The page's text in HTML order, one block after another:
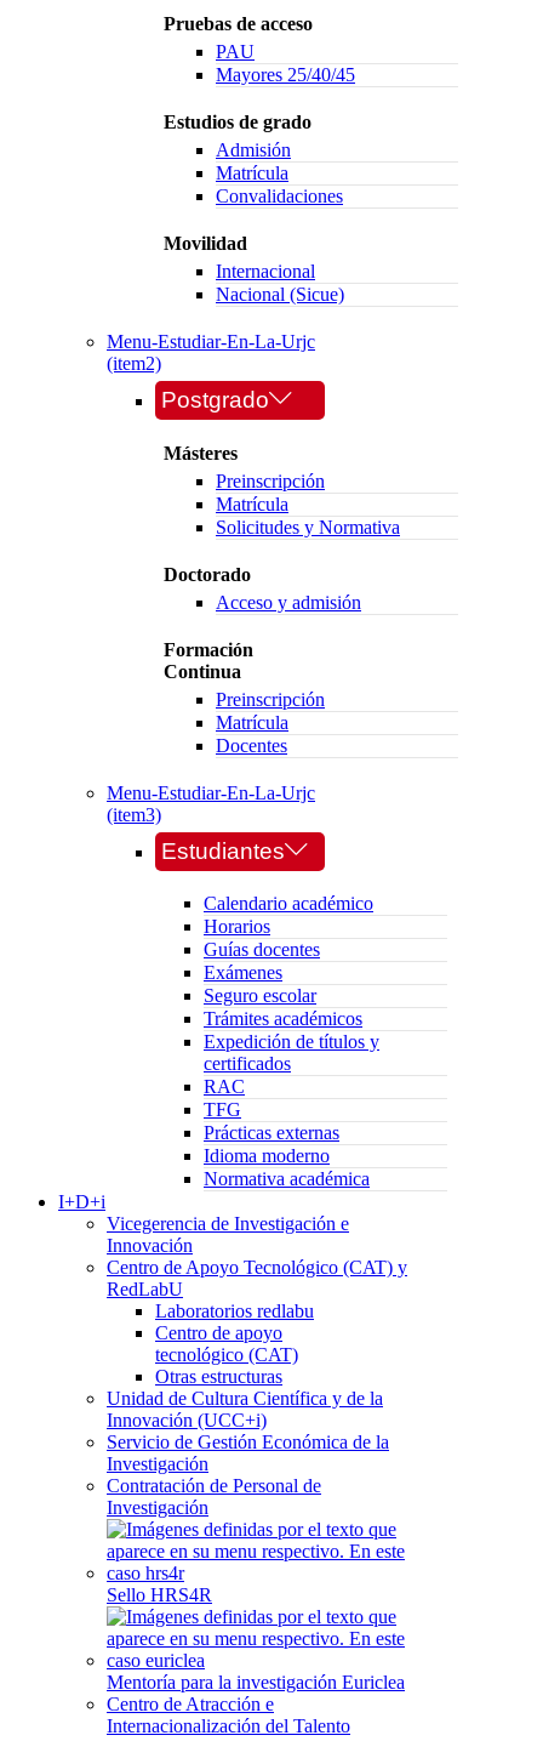
Pruebas de acceso
PAU
Mayores 25/40/45
Estudios de grado
Admisión
Matrícula
Convalidaciones
Movilidad
Internacional
Nacional (Sicue)
Menu-Estudiar-En-La-Urjc
(item2)
Postgrado
Másteres
Preinscripción
Matrícula
Solicitudes y Normativa
Doctorado
Acceso y admisión
Formación
Continua
Preinscripción
Matrícula
Docentes
Menu-Estudiar-En-La-Urjc
(item3)
Estudiantes
Calendario académico
Horarios
Guías docentes
Exámenes
Seguro escolar
Trámites académicos
Expedición de títulos y
certificados
RAC
TFG
Prácticas externas
Idioma moderno
Normativa académica
I+D+i
Vicegerencia de Investigación e
Innovación
Centro de Apoyo Tecnológico (CAT) y
RedLabU
Laboratorios redlabu
Centro de apoyo
tecnológico (CAT)
Otras estructuras
Unidad de Cultura Científica y de la
Innovación (UCC+i)
Servicio de Gestión Económica de la
Investigación
Contratación de Personal de
Investigación
Sello HRS4R
Mentoría para la investigación Euriclea
Centro de Atracción e
Internacionalización del Talento